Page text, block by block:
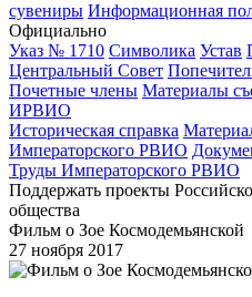
сувениры Информационная
Официально
Указ № 1710 Символика Устав
Центральный Совет
Почетные члены Материалы
ИРВИО
Историческая справка
Императорского РВИО
Труды Императорского РВИО
Поддержать проекты
общества
Фильм о Зое Космодемьянской
27 ноября 2017